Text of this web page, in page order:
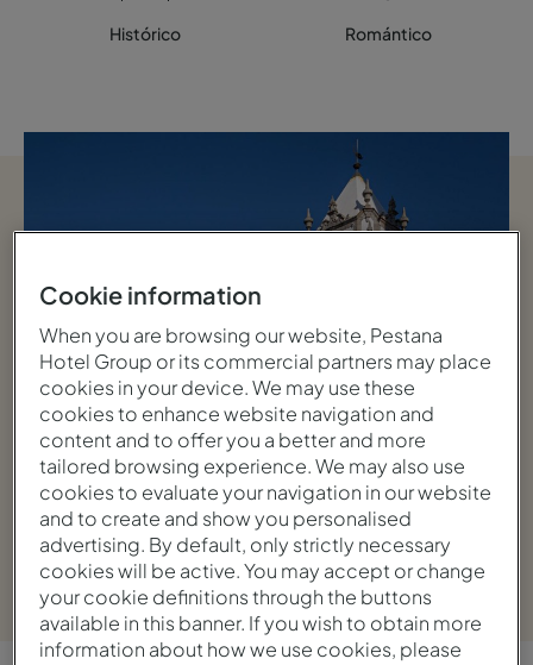
Histórico Romántico
Ver galería
Cookie information
When you are browsing our website, Pestana
Hotel Group or its commercial partners may place
cookies in your device. We may use these
cookies to enhance website navigation and
content and to offer you a better and more
tailored browsing experience. We may also use
cookies to evaluate your navigation in our website
and to create and show you personalised
advertising. By default, only strictly necessary
cookies will be active. You may accept or change
your cookie definitions through the buttons
available in this banner. If you wish to obtain more
information about how we use cookies, please